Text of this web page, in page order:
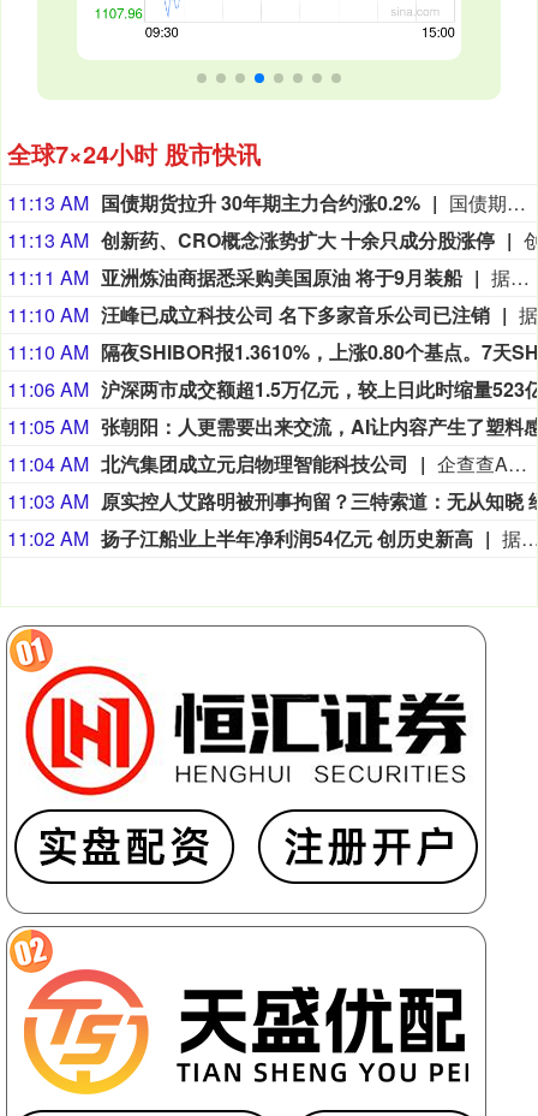
全球7×24小时 股市快讯
11:13 AM 国债期货拉升 30年期主力合约涨0.2%
国债期货拉升，30年期主力合约盘中涨0.20%，现报115.630元。10年期涨0.03%，现报109.415元。5年期涨0.01%，现报106.51元。2年期跌0.01%，现报102.618元。
11:13 AM 创新药、CRO概念涨势扩大 十余只成分股涨停
11:11 AM 亚洲炼油商据悉采购美国原油 将于9月装船
据知情交易员透露，亚洲炼油商近日采购了数船美国原油，将于9月装船，每笔采购量约为200万桶。买家包括泰国PTT和韩国SK Energy。据悉，日本炼油商Idemitsu也采购了一些美国原油，但相关货物的最终目的地尚不清楚。
11:10 AM 汪峰已成立科技公司 名下多家音乐公司已注销
11:10 AM
11:06 AM
11:05 AM
11:04 AM 北汽集团成立元启物理智能科技公司
企查查APP显示，近日，北京元启物理智能科技有限公司成立，法定代表人为张焱，注册资本为8亿元，经营范围包含新能源汽车整车销售；汽车零部件研发；智能车载设备制造；智能机器人的研发；人工智能基础软件开发等。企查查股权穿透显示，该公司由北京汽车集团有限公司全资持股。
11:03 AM
11:02 AM 扬子江船业上半年净利润54亿元 创历史新高 据扬子江船业7日消息，扬子江船业近日发布2026年上半年度财务报告，公司营业收入及盈利能力均创历史新高。得益于集团造船核心业务的强劲增长，报告期内实现营业收入175亿元，同比增长